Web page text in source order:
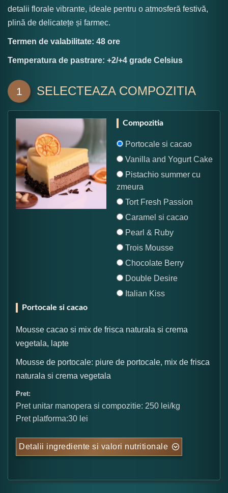
detalii florale vibrante, ideale pentru o atmosferă festivă,
plină de delicatețe și farmec.
Termen de valabilitate: 48 ore
Temperatura de pastrare: +2/+4 grade Celsius
1 SELECTEAZA COMPOZITIA
Compozitia
Portocale si cacao
Vanilla and Yogurt Cake
Pistachio summer cu
zmeura
Tort Fresh Passion
Caramel si cacao
Pearl & Ruby
Trois Mousse
Chocolate Berry
Double Desire
Italian Kiss
Portocale si cacao
Mousse cacao si mix de frisca naturala si crema
vegetala, lapte
Mousse de portocale: piure de portocale, mix de frisca
naturala si crema vegetala
Pret:
Pret unitar manopera si compozitie: 250 lei/kg
Pret platforma:30 lei
Detalii ingrediente si valori nutritionale